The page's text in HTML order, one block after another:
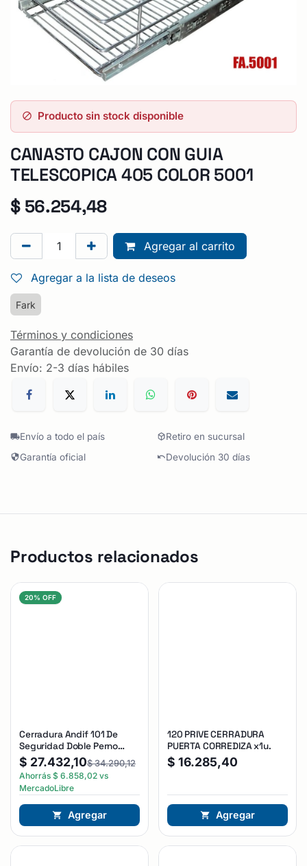
Producto sin stock disponible
CANASTO CAJON CON GUIA
TELESCOPICA 405 COLOR 5001
$ 56.254,48
Agregar al carrito
Agregar a la lista de deseos
Fark
Términos y condiciones
Garantía de devolución de 30 días
Envío: 2-3 días hábiles
Envío a todo el país
Retiro en sucursal
Garantía oficial
Devolución 30 días
Productos relacionados
20% OFF
Cerradura Andif 101 De
Seguridad Doble Perno
Reforzada Plateado
$ 27.432,10$34.290,12
Ahorrás $ 6.858,02 vs
MercadoLibre
Agregar
120 PRIVE CERRADURA
PUERTA CORREDIZA x1u.
$ 16.285,40
Agregar